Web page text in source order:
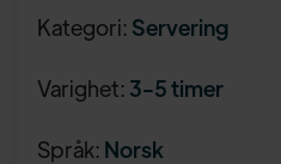
Kategori: Servering
Varighet: 3-5 timer
Språk: Norsk